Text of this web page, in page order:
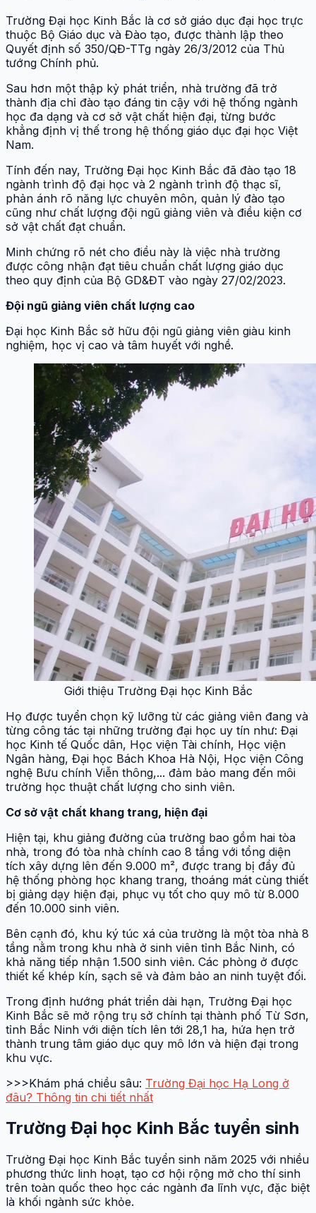
Trường Đại học Kinh Bắc là cơ sở giáo dục đại học trực
thuộc Bộ Giáo dục và Đào tạo, được thành lập theo
Quyết định số 350/QĐ-TTg ngày 26/3/2012 của Thủ
tướng Chính phủ.
Sau hơn một thập kỷ phát triển, nhà trường đã trở
thành địa chỉ đào tạo đáng tin cậy với hệ thống ngành
học đa dạng và cơ sở vật chất hiện đại, từng bước
khẳng định vị thế trong hệ thống giáo dục đại học Việt
Nam.
Tính đến nay, Trường Đại học Kinh Bắc đã đào tạo 18
ngành trình độ đại học và 2 ngành trình độ thạc sĩ,
phản ánh rõ năng lực chuyên môn, quản lý đào tạo
cũng như chất lượng đội ngũ giảng viên và điều kiện cơ
sở vật chất đạt chuẩn.
Minh chứng rõ nét cho điều này là việc nhà trường
được công nhận đạt tiêu chuẩn chất lượng giáo dục
theo quy định của Bộ GD&ĐT vào ngày 27/02/2023.
Đội ngũ giảng viên chất lượng cao
Đại học Kinh Bắc sở hữu đội ngũ giảng viên giàu kinh
nghiệm, học vị cao và tâm huyết với nghề.
Giới thiệu Trường Đại học Kinh Bắc
Họ được tuyển chọn kỹ lưỡng từ các giảng viên đang và
từng công tác tại những trường đại học uy tín như: Đại
học Kinh tế Quốc dân, Học viện Tài chính, Học viện
Ngân hàng, Đại học Bách Khoa Hà Nội, Học viện Công
nghệ Bưu chính Viễn thông,... đảm bảo mang đến môi
trường học thuật chất lượng cho sinh viên.
Cơ sở vật chất khang trang, hiện đại
Hiện tại, khu giảng đường của trường bao gồm hai tòa
nhà, trong đó tòa nhà chính cao 8 tầng với tổng diện
tích xây dựng lên đến 9.000 m², được trang bị đầy đủ
hệ thống phòng học khang trang, thoáng mát cùng thiết
bị giảng dạy hiện đại, phục vụ tốt cho quy mô từ 8.000
đến 10.000 sinh viên.
Bên cạnh đó, khu ký túc xá của trường là một tòa nhà 8
tầng nằm trong khu nhà ở sinh viên tỉnh Bắc Ninh, có
khả năng tiếp nhận 1.500 sinh viên. Các phòng ở được
thiết kế khép kín, sạch sẽ và đảm bảo an ninh tuyệt đối.
Trong định hướng phát triển dài hạn, Trường Đại học
Kinh Bắc sẽ mở rộng trụ sở chính tại thành phố Từ Sơn,
tỉnh Bắc Ninh với diện tích lên tới 28,1 ha, hứa hẹn trở
thành trung tâm giáo dục quy mô lớn và hiện đại trong
khu vực.
>>>Khám phá chiều sâu: Trường Đại học Hạ Long ở
đâu? Thông tin chi tiết nhất
Trường Đại học Kinh Bắc tuyển sinh
Trường Đại học Kinh Bắc tuyển sinh năm 2025 với nhiều
phương thức linh hoạt, tạo cơ hội rộng mở cho thí sinh
trên toàn quốc theo học các ngành đa lĩnh vực, đặc biệt
là khối ngành sức khỏe.